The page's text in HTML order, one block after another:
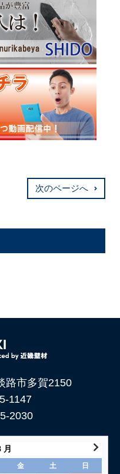
次のページへ
路市多賀2150
1147
2030
金 土 日